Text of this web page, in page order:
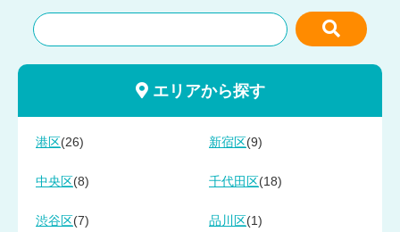
エリアから探す
港区 (26) 新宿区 (9)
中央区 (8) 千代田区 (18)
渋谷区 (7) 品川区 (1)